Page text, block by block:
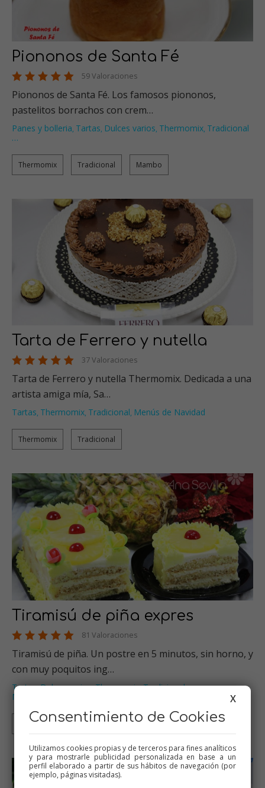
Piononos de Santa Fé
59 Valoraciones
Piononos de Santa Fé. Los famosos piononos,
pastelitos borrachos con crem…
Panes y bolleria, Tartas, Dulces varios, Thermomix, Tradicional
…
Thermomix Tradicional Mambo
Tarta de Ferrero y nutella
37 Valoraciones
Tarta de Ferrero y nutella Thermomix. Dedicada a una
artista amiga mía, Sa…
Tartas, Thermomix, Tradicional, Menús de Navidad
Thermomix Tradicional
Tiramisú de piña expres
81 Valoraciones
Tiramisú de piña. Un postre en 5 minutos, sin horno, y
con muy poquitos ing…
Tartas,Dulces varios,Thermomix,Tradicional,
Menús de Navidad
Thermomix Tradicional Mambo
X
Consentimiento de Cookies
Utilizamos cookies propias y de terceros para fines analíticos
y para mostrarle publicidad personalizada en base a un
perfil elaborado a partir de sus hábitos de navegación (por
ejemplo, páginas visitadas).